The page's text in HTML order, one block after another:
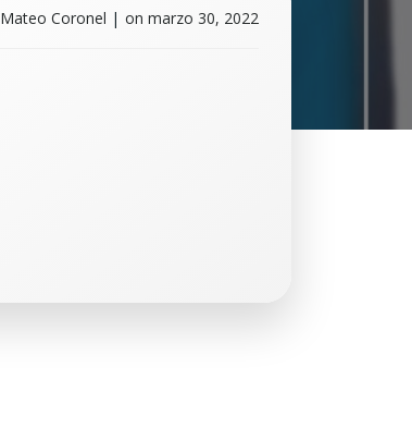
Mateo Coronel | on marzo 30, 2022